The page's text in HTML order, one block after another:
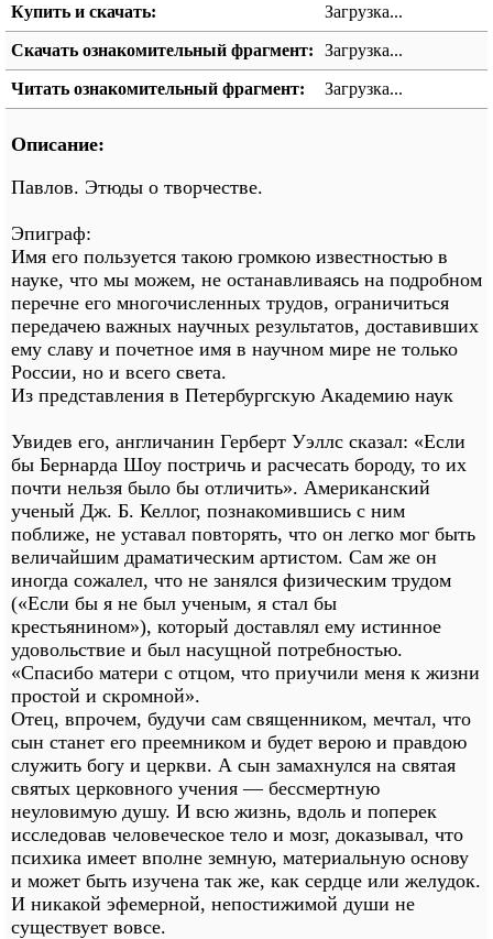
Купить и скачать: Загрузка...
Скачать ознакомительный фрагмент: Загрузка...
Читать ознакомительный фрагмент: Загрузка...
Описание:
Павлов. Этюды о творчестве.
Эпиграф:
Имя его пользуется такою громкою известностью в
науке, что мы можем, не останавливаясь на подробном
перечне его многочисленных трудов, ограничиться
передачею важных научных результатов, доставивших
ему славу и почетное имя в научном мире не только
России, но и всего света.
Из представления в Петербургскую Академию наук
Увидев его, англичанин Герберт Уэллс сказал: «Если
бы Бернарда Шоу постричь и расчесать бороду, то их
почти нельзя было бы отличить». Американский
ученый Дж. Б. Келлог, познакомившись с ним
поближе, не уставал повторять, что он легко мог быть
величайшим драматическим артистом. Сам же он
иногда сожалел, что не занялся физическим трудом
(«Если бы я не был ученым, я стал бы
крестьянином»), который доставлял ему истинное
удовольствие и был насущной потребностью.
«Спасибо матери с отцом, что приучили меня к жизни
простой и скромной».
Отец, впрочем, будучи сам священником, мечтал, что
сын станет его преемником и будет верою и правдою
служить богу и церкви. А сын замахнулся на святая
святых церковного учения — бессмертную
неуловимую душу. И всю жизнь, вдоль и поперек
исследовав человеческое тело и мозг, доказывал, что
психика имеет вполне земную, материальную основу
и может быть изучена так же, как сердце или желудок.
И никакой эфемерной, непостижимой души не
существует вовсе.